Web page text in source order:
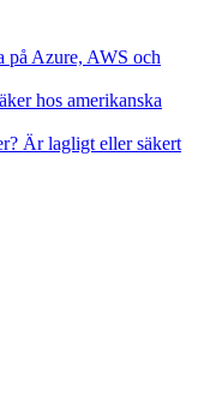
på Azure, AWS och
hos amerikanska
Är lagligt eller säkert